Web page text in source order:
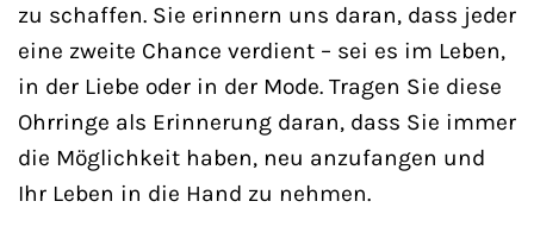
zu schaffen. Sie erinnern uns daran, dass jeder
eine zweite Chance verdient – sei es im Leben,
in der Liebe oder in der Mode. Tragen Sie diese
Ohrringe als Erinnerung daran, dass Sie immer
die Möglichkeit haben, neu anzufangen und
Ihr Leben in die Hand zu nehmen.